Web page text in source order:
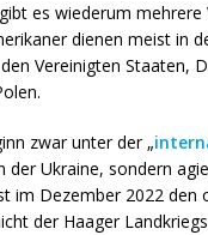
es wiederum
dienen meist in
Vereinigten Staaten,
zwar unter der „
Ukraine, sondern
im Dezember 2022
der Haager